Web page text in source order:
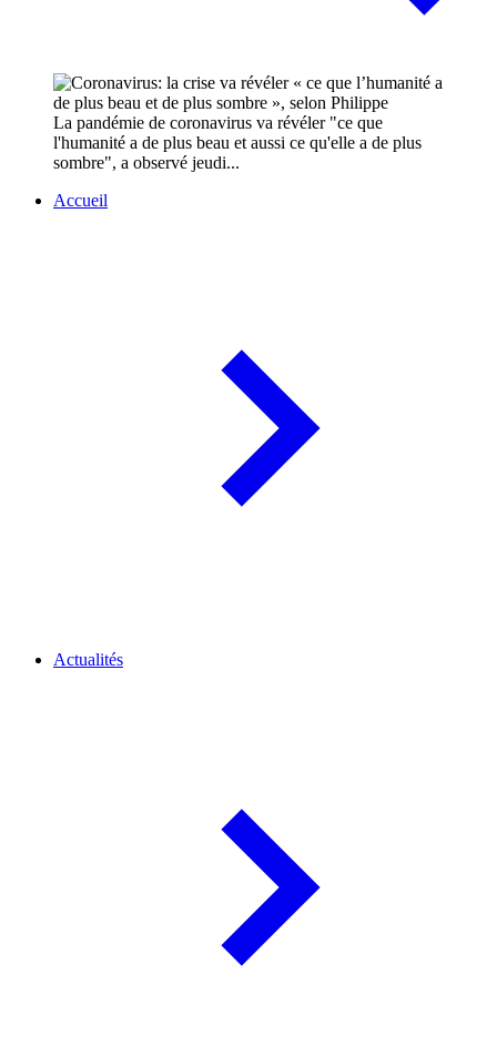
La pandémie de coronavirus va révéler "ce que
l'humanité a de plus beau et aussi ce qu'elle a de plus
sombre", a observé jeudi...
Accueil
Actualités